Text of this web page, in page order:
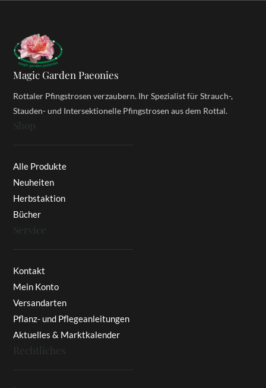
Magic Garden Paeonies
Rottaler Pfingstrosen verzaubern. Ihr Spezialist für Strauch-,
Stauden- und Intersektionelle Pfingstrosen aus dem Rottal.
Shop
Alle Produkte
Neuheiten
Herbstaktion
Bücher
Service
Kontakt
Mein Konto
Versandarten
Pflanz- und Pflegeanleitungen
Aktuelles & Marktkalender
Rechtliches